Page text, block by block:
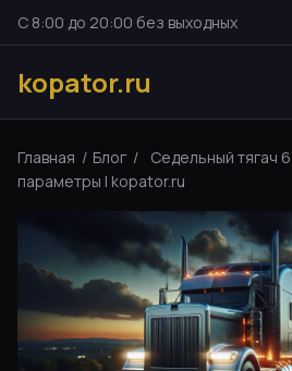
С 8:00 до 20:00 без выходных
kopator.ru
Главная / Блог /
Седельный тягач
параметры | kopator.ru